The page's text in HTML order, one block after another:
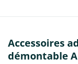
Accessoires
démontable